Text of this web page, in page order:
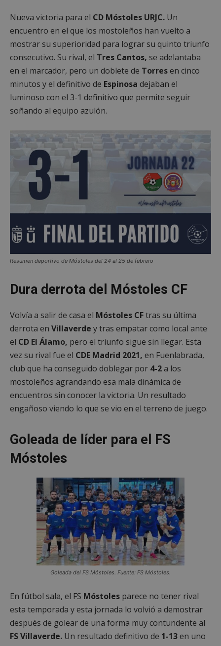
Nueva victoria para el CD Móstoles URJC. Un
encuentro en el que los mostoleños han vuelto a
mostrar su superioridad para lograr su quinto triunfo
consecutivo. Su rival, el Tres Cantos, se adelantaba
en el marcador, pero un doblete de Torresen cinco
minutos y el definitivo de Espinosa dejaban el
luminoso con el 3-1 definitivo que permite seguir
soñando al equipo azulón.
Resumen deportivo de Móstoles del 24 al 25 de febrero
Dura derrota del Móstoles CF
Volvía a salir de casa el Móstoles CFtras su última
derrota en Villaverde y tras empatar como local ante
el CD El Álamo, pero el triunfo sigue sin llegar. Esta
vez su rival fue el CDE Madrid 2021, en Fuenlabrada,
club que ha conseguido doblegar por 4-2a los
mostoleños agrandando esa mala dinámica de
encuentros sin conocer la victoria. Un resultado
engañoso viendo lo que se vio en el terreno de juego.
Goleada de líder para el FS
Móstoles
Goleada del FS Móstoles. Fuente: FS Móstoles.
En fútbol sala, el FS Móstoles parece no tener rival
esta temporada y esta jornada lo volvió a demostrar
después de golear de una forma muy contundente al
FS Villaverde. Un resultado definitivo de 1-13en uno